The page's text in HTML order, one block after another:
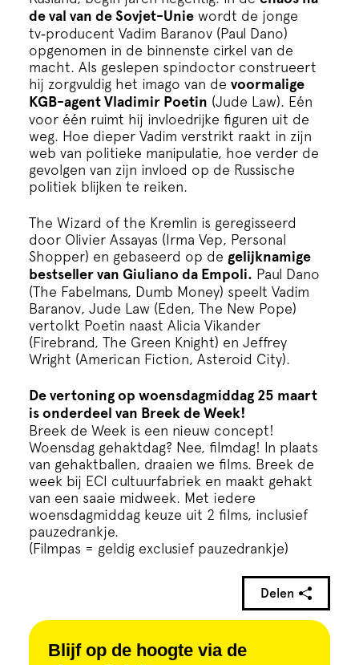
Onderwijs
ECI Cultuurcafé
Over ons
Steun ons
Blijf op de hoogte via de
de val van de Sovjet-Unie wordt de jonge
tv‑producent Vadim Baranov (Paul Dano)
opgenomen in de binnenste cirkel van de
macht. Als geslepen spindoctor construeert
hij zorgvuldig het imago van de voormalige
KGB-agent Vladimir Poetin (Jude Law). Eén
voor één ruimt hij invloedrijke figuren uit de
weg. Hoe dieper Vadim verstrikt raakt in zijn
web van politieke manipulatie, hoe verder de
gevolgen van zijn invloed op de Russische
politiek blijken te reiken.
The Wizard of the Kremlin is geregisseerd
door Olivier Assayas (Irma Vep, Personal
Shopper) en gebaseerd op de gelijknamige
bestseller van Giuliano da Empoli. Paul Dano
(The Fabelmans, Dumb Money) speelt Vadim
Baranov, Jude Law (Eden, The New Pope)
vertolkt Poetin naast Alicia Vikander
(Firebrand, The Green Knight) en Jeffrey
Wright (American Fiction, Asteroid City).
De vertoning op woensdagmiddag 25 maart
is onderdeel van Breek de Week!
Breek de Week is een nieuw concept!
Woensdag gehaktdag? Nee, filmdag! In plaats
van gehaktballen, draaien we films. Breek de
week bij ECI cultuurfabriek en maakt gehakt
van een saaie midweek. Met iedere
woensdagmiddag keuze uit 2 films, inclusief
pauzedrankje.
(Filmpas = geldig exclusief pauzedrankje)
Delen